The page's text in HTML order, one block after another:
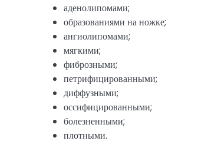
аденолипомами;
образованиями на ножке;
ангиолипомами;
мягкими;
фиброзными;
петрифицированными;
диффузными;
оссифицированными;
болезненными;
плотными.